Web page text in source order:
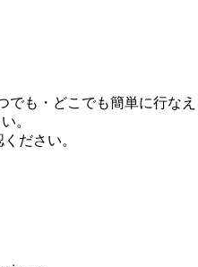
も・どこでも簡単に行なえ
。
ださい。